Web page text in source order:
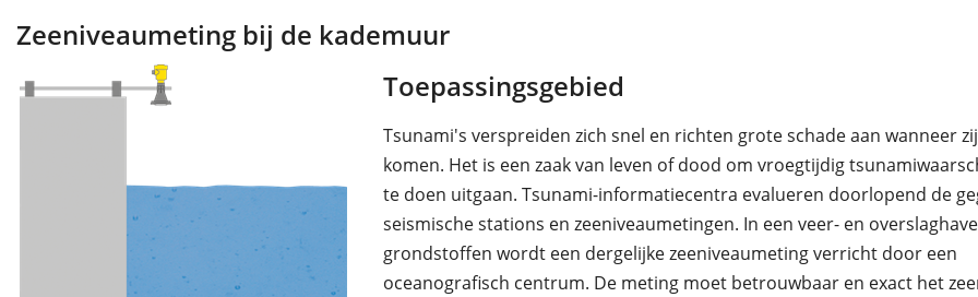
Zeeniveaumeting bij de kademuur
Toepassingsgebied
Tsunami's verspreiden zich snel en richten grote schade aan wanneer
komen. Het is een zaak van leven of dood om vroegtijdig
te doen uitgaan. Tsunami-informatiecentra evalueren doorlopend de
seismische stations en zeeniveaumetingen. In een veer- en
grondstoffen wordt een dergelijke zeeniveaumeting verricht door een
oceanografisch centrum. De meting moet betrouwbaar en exact het